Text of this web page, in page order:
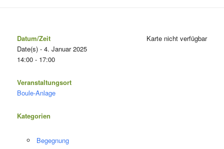
Karte nicht verfügbar
Datum/Zeit
Date(s) - 4. Januar 2025
14:00 - 17:00
Veranstaltungsort
Boule-Anlage
Kategorien
Begegnung